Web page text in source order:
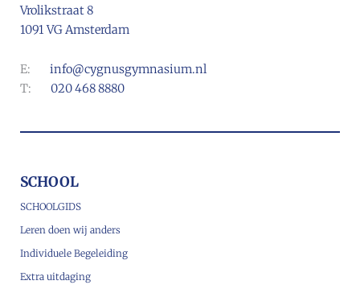
Vrolikstraat 8
1091 VG Amsterdam
E: info@cygnusgymnasium.nl
T: 020 468 8880
SCHOOL
SCHOOLGIDS
Leren doen wij anders
Individuele Begeleiding
Extra uitdaging